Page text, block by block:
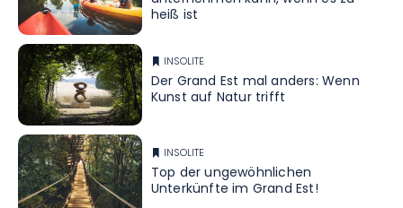
heiß ist
INSOLITE
Der Grand Est mal anders: Wenn
Kunst auf Natur trifft
INSOLITE
Top der ungewöhnlichen
Unterkünfte im Grand Est!